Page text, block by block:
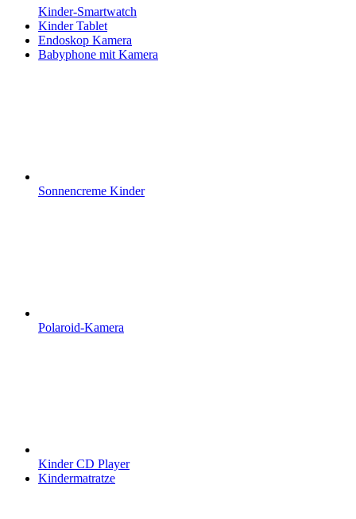
Kinder-Smartwatch
Kinder Tablet
Endoskop Kamera
Babyphone mit Kamera
Sonnencreme Kinder
Polaroid-Kamera
Kinder CD Player
Kindermatratze